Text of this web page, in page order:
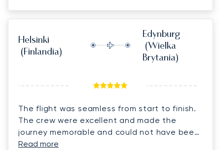
Helsinki
(Finlandia)
Edynburg
(Wielka
Brytania)
The flight was seamless from start to finish.
The crew were excellent and made the
journey memorable and could not have been
more attentive and professional. Departure
Read more